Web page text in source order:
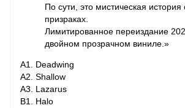
По сути, это мистическая история
призраках.
Лимитированное переиздание
двойном прозрачном виниле.»
A1. Deadwing
A2. Shallow
A3. Lazarus
B1. Halo